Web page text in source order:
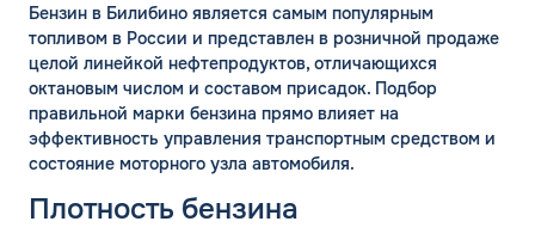
Бензин в Билибино является самым популярным
топливом в России и представлен в розничной продаже
целой линейкой нефтепродуктов, отличающихся
октановым числом и составом присадок. Подбор
правильной марки бензина прямо влияет на
эффективность управления транспортным средством и
состояние моторного узла автомобиля.
Плотность бензина